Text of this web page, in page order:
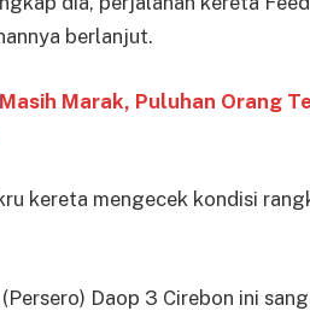
berlanjut.
Marak, Puluhan Orang
kereta mengecek kondisi
Daop 3 Cirebon ini